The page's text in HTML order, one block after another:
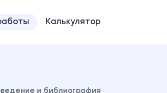
Калькулятор
и библиография